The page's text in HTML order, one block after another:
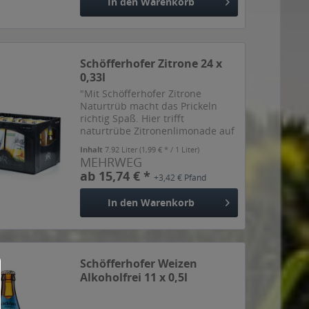
Schöfferhofer Zitrone 24 x
0,33l
"Mit Schöfferhofer Zitrone
Naturtrüb macht das Prickeln
richtig Spaß. Hier trifft
naturtrübe Zitronenlimonade auf
prickelnde Mischung für alle, die
es erfrischend herb lieben. Mit
dieser spritzigen Interpretation...
Inhalt7.92 Liter(1,99 € * / 1 Liter)
MEHRWEG
ab 15,74 € *+3,42 € Pfand
In den Warenkorb
Schöfferhofer Weizen
Alkoholfrei 11 x 0,5l